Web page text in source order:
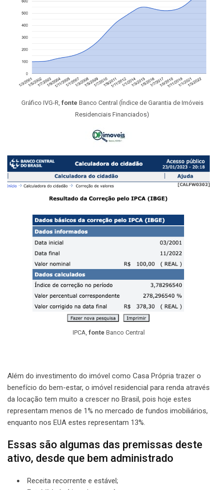
Gráfico IVG-R, fonte Banco Central (Índice de Garantia de Imóveis
Residenciais Financiados)
IPCA, fonte Banco Central
Além do investimento do imóvel como Casa Própria trazer o
benefício do bem-estar, o imóvel residencial para renda através
da locação tem muito a crescer no Brasil, pois hoje estes
representam menos de 1% no mercado de fundos imobiliários,
enquanto nos EUA estes representam 13%.
Essas são algumas das premissas deste
ativo, desde que bem administrado
Receita recorrente e estável;